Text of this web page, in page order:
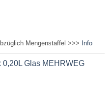
Mengenstaffel >>>
Info
0,20L Glas MEHRWEG